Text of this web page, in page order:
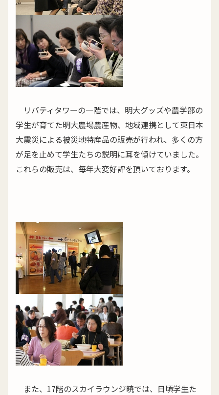
リバティタワーの一階では、明大グッズや農学部の
学生が育てた明大農場農産物、地域連携として東日本
大震災による被災地特産品の販売が行われ、多くの方
が足を止めて学生たちの説明に耳を傾けていました。
これらの販売は、毎年大変好評を頂いております。
また、17階のスカイラウンジ暁では、日頃学生た